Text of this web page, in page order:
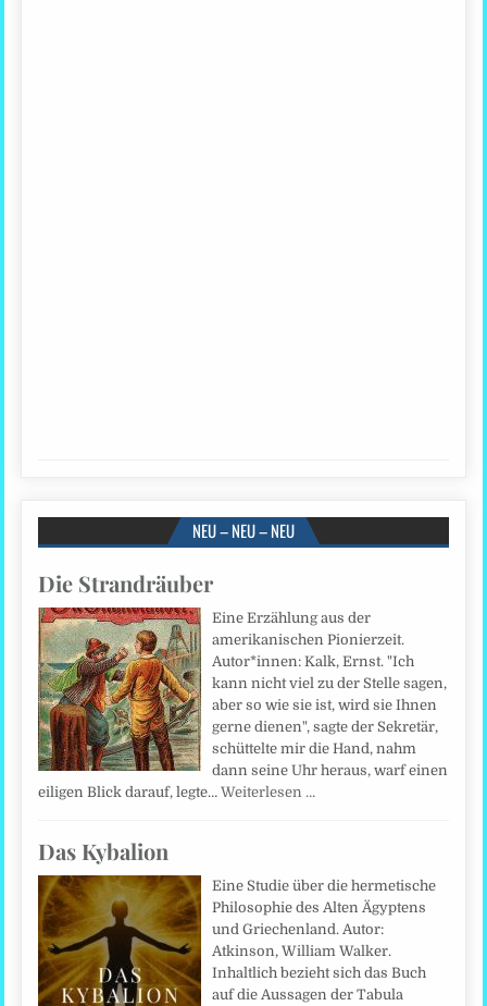
NEU – NEU – NEU
Die Strandräuber
Eine Erzählung aus der
amerikanischen Pionierzeit.
Autor*innen: Kalk, Ernst. "Ich
kann nicht viel zu der Stelle sagen,
aber so wie sie ist, wird sie Ihnen
gerne dienen", sagte der Sekretär,
schüttelte mir die Hand, nahm
dann seine Uhr heraus, warf einen
eiligen Blick darauf, legte…Weiterlesen …
Das Kybalion
Eine Studie über die hermetische
Philosophie des Alten Ägyptens
und Griechenland. Autor:
Atkinson, William Walker.
Inhaltlich bezieht sich das Buch
auf die Aussagen der Tabula